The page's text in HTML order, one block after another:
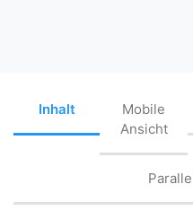
Inhalt
Mobile
Ansicht